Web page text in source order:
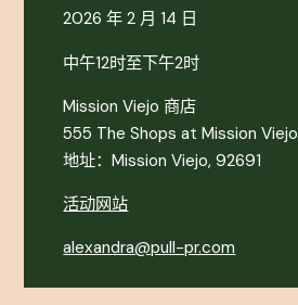
2026 年 2 月 14 日
中午12时至下午2时
Mission Viejo 商店
555 The Shops at Mission Viejo
地址：Mission Viejo, 92691
活动网站
alexandra@pull-pr.com